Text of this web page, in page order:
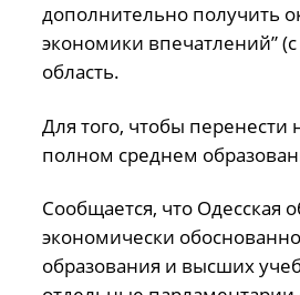
дополнительно получить
экономики впечатлений”
область.
Для того, чтобы перенести
полном среднем
Сообщается, что Одесская
экономически
образования и высших